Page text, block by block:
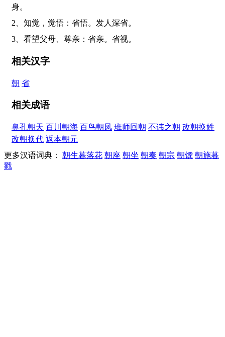
身。
2、知觉，觉悟：省悟。发人深省。
3、看望父母、尊亲：省亲。省视。
相关汉字
朝 省
相关成语
鼻孔朝天 百川朝海 百鸟朝凤 班师回朝 不讳之朝 改朝换姓
改朝换代 返本朝元
更多汉语词典： 朝生暮落花 朝座 朝坐 朝奏 朝宗 朝馔 朝施暮
戮